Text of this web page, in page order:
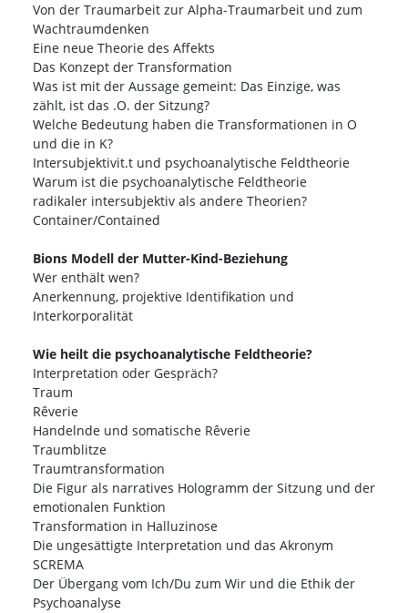
Von der Traumarbeit zur Alpha-Traumarbeit und zum
Wachtraumdenken
Eine neue Theorie des Affekts
Das Konzept der Transformation
Was ist mit der Aussage gemeint: Das Einzige, was
zählt, ist das .O. der Sitzung?
Welche Bedeutung haben die Transformationen in O
und die in K?
Intersubjektivit.t und psychoanalytische Feldtheorie
Warum ist die psychoanalytische Feldtheorie
radikaler intersubjektiv als andere Theorien?
Container/Contained
Bions Modell der Mutter-Kind-Beziehung
Wer enthält wen?
Anerkennung, projektive Identifikation und
Interkorporalität
Wie heilt die psychoanalytische Feldtheorie?
Interpretation oder Gespräch?
Traum
Rêverie
Handelnde und somatische Rêverie
Traumblitze
Traumtransformation
Die Figur als narratives Hologramm der Sitzung und der
emotionalen Funktion
Transformation in Halluzinose
Die ungesättigte Interpretation und das Akronym
SCREMA
Der Übergang vom Ich/Du zum Wir und die Ethik der
Psychoanalyse